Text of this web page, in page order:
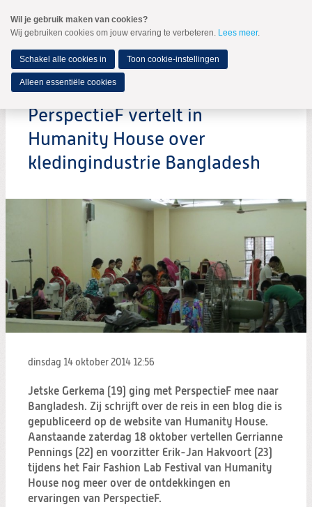
naar
Spring
de
inhoud
Spring
naar
hoofdmenu
MENU
Zoeken:
Zoeken
PerspectieF vertelt in
Humanity House over
kledingindustrie Bangladesh
dinsdag 14 oktober 2014 12:56
Jetske Gerkema (19) ging met PerspectieF mee naar
Bangladesh. Zij schrijft over de reis in een blog die is
gepubliceerd op de website van Humanity House.
Aanstaande zaterdag 18 oktober vertellen Gerrianne
Pennings (22) en voorzitter Erik-Jan Hakvoort (23)
tijdens het Fair Fashion Lab Festival van Humanity
House nog meer over de ontdekkingen en
ervaringen van PerspectieF.
Wil je gebruik maken van cookies?
Wij gebruiken cookies om jouw ervaring te verbeteren. Lees meer.
Schakel alle cookies in Toon cookie-instellingen
Alleen essentiële cookies